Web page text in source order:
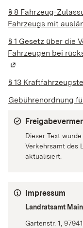
§ 8 Fahrzeug-
Fahrzeugs mit
§ 1 Gesetz über die
Fahrzeugen bei
§ 13
Gebührenordnung
Dieser Text
Verkehrsamt des
aktualisiert.
Impressum
Landratsamt
Gartenstr. 1,